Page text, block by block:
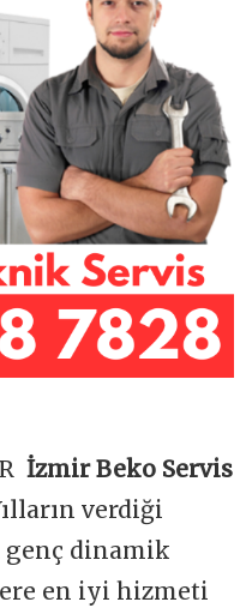
İzmir Beko Servis
verdiği
dinamik
en iyi hizmeti